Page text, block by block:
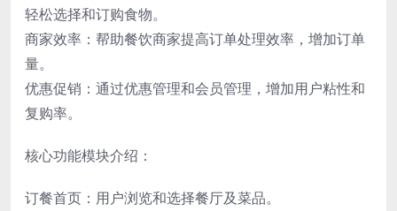
轻松选择和订购食物。
商家效率：帮助餐饮商家提高订单处理效率，增加订单
量。
优惠促销：通过优惠管理和会员管理，增加用户粘性和
复购率。
核心功能模块介绍：
订餐首页：用户浏览和选择餐厅及菜品。